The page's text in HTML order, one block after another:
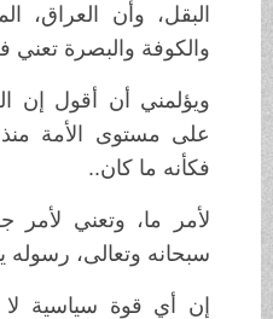
البقل، وأن العراق،
والكوفة والبصرة تعني في
ويؤلمني أن أقول إن
على مستوى الأمة منذ
فكأنه ما كان..
لأمر ما، وتعني لأمر
سبحانه وتعالى، رسوله
إن أي قوة سياسية لا